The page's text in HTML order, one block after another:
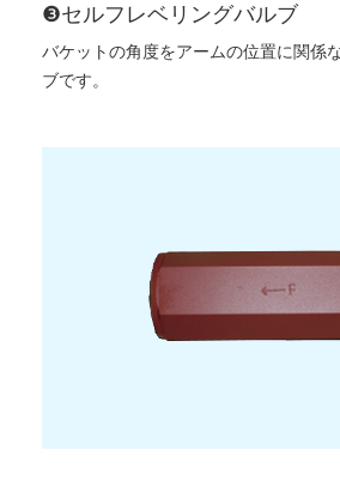
❸セルフレベリングバルブ
バケットの角度をアームの位置に関係
ブです。